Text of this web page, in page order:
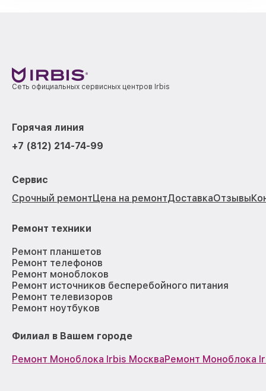
Сеть официальных сервисных центров Irbis
Горячая линия
+7 (812) 214-74-99
Сервис
Срочный ремонтЦена на ремонтДоставкаОтзывы
Ремонт техники
Ремонт планшетов
Ремонт телефонов
Ремонт моноблоков
Ремонт источников бесперебойного питания
Ремонт телевизоров
Ремонт ноутбуков
Филиал в Вашем городе
Ремонт Моноблока Irbis МоскваРемонт Моноблока